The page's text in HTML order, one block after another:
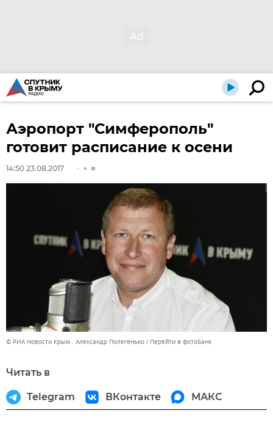
Аэропорт "Симферополь"
готовит расписание к осени
14:50 23.08.2017
© РИА Новости Крым . Александр Полегенько Перейти в фотобанк
Читать в
Telegram ВКонтакте МАКС